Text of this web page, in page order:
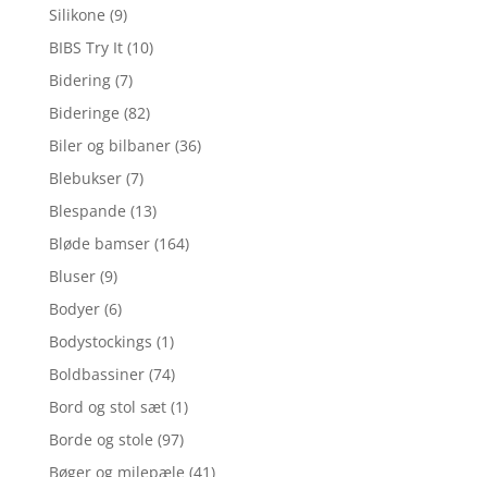
Silikone (9)
BIBS Try It (10)
Bidering (7)
Bideringe (82)
Biler og bilbaner (36)
Blebukser (7)
Blespande (13)
Bløde bamser (164)
Bluser (9)
Bodyer (6)
Bodystockings (1)
Boldbassiner (74)
Bord og stol sæt (1)
Borde og stole (97)
Bøger og milepæle (41)